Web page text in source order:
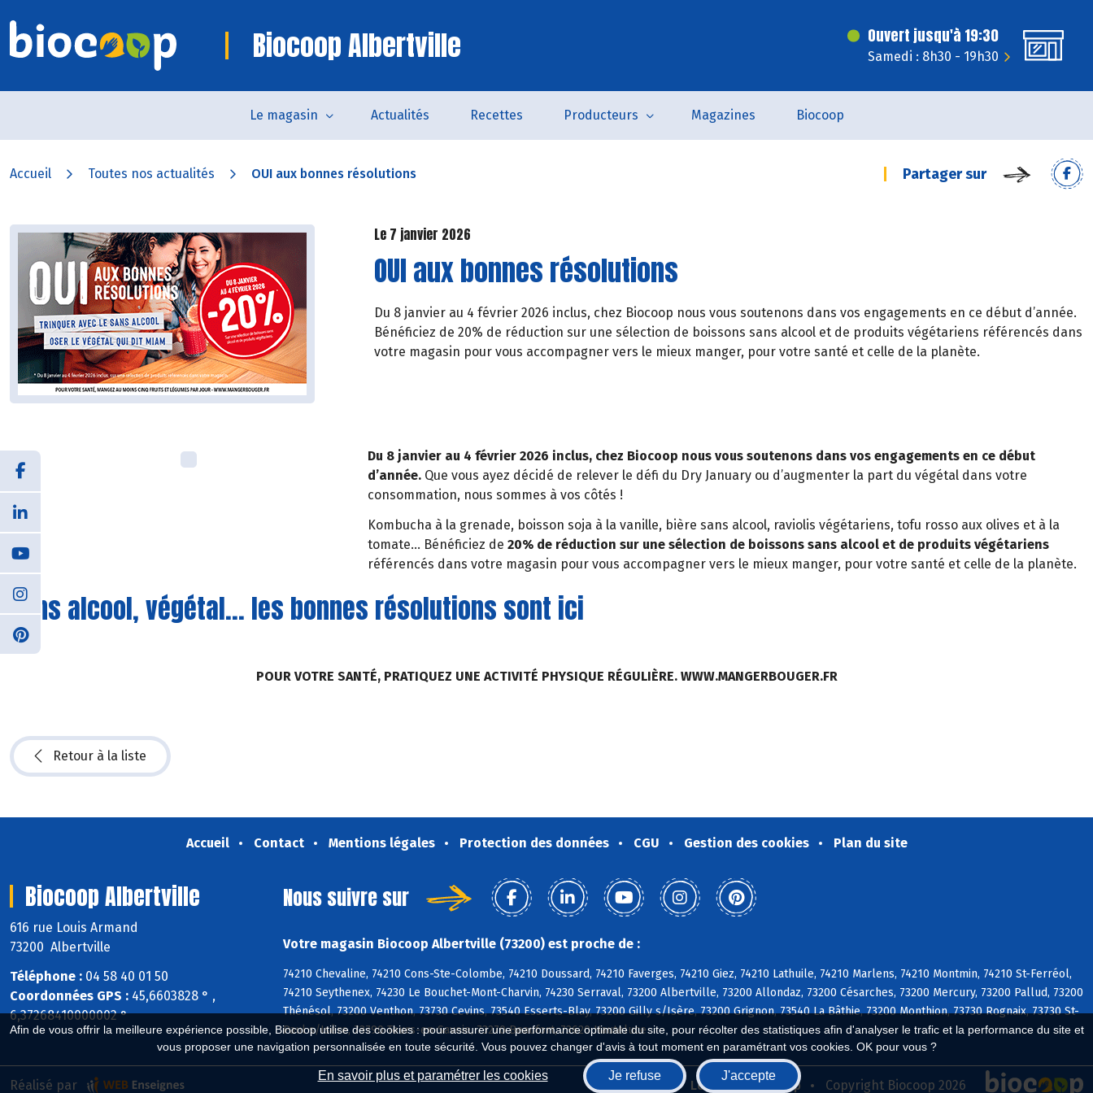
Afin de vous offrir la meilleure expérience possible, Biocoop utilise des cookies : pour assurer une performance optimale du site, pour récolter des statistiques afin d'analyser le trafic et la performance du site et
vous proposer une navigation personnalisée en toute sécurité. Vous pouvez changer d'avis à tout moment en paramétrant vos cookies. OK pour vous ?
En savoir plus et paramétrer les cookies Je refuse J'accepte
Biocoop Albertville Ouvert jusqu'à 19:30
Samedi : 8h30 - 19h30
Le magasin Actualités Recettes Producteurs Magazines Biocoop
Accueil Toutes nos actualités OUI aux bonnes résolutions Partager sur
Le 7 janvier 2026
OUI aux bonnes résolutions
Du 8 janvier au 4 février 2026 inclus, chez Biocoop nous vous soutenons dans vos engagements en ce début d’année.
Bénéficiez de 20% de réduction sur une sélection de boissons sans alcool et de produits végétariens référencés dans
votre magasin pour vous accompagner vers le mieux manger, pour votre santé et celle de la planète.
Du 8 janvier au 4 février 2026 inclus, chez Biocoop nous vous soutenons dans vos engagements en ce début
d’année.Que vous ayez décidé de relever le défi du Dry January ou d’augmenter la part du végétal dans votre
consommation, nous sommes à vos côtés !
Kombucha à la grenade, boisson soja à la vanille, bière sans alcool, raviolis végétariens, tofu rosso aux olives et à la
tomate… Bénéficiez de 20% de réduction sur une sélection de boissons sans alcool et de produits végétariens
référencés dans votre magasin pour vous accompagner vers le mieux manger, pour votre santé et celle de la planète.
Sans alcool, végétal... les bonnes résolutions sont ici
POUR VOTRE SANTÉ, PRATIQUEZ UNE ACTIVITÉ PHYSIQUE RÉGULIÈRE. WWW.MANGERBOUGER.FR
Retour à la liste
Accueil Contact Mentions légales Protection des données CGU Gestion des cookies Plan du site
Biocoop Albertville
616 rue Louis Armand
73200 Albertville
Téléphone : 04 58 40 01 50
Coordonnées GPS : 45,6603828 ° ,
6,37268410000002 °
Nous suivre sur
Votre magasin Biocoop Albertville (73200) est proche de :
74210 Chevaline, 74210 Cons-Ste-Colombe, 74210 Doussard, 74210 Faverges, 74210 Giez, 74210 Lathuile, 74210 Marlens, 74210 Montmin, 74210 St-Ferréol,
74210 Seythenex, 74230 Le Bouchet-Mont-Charvin, 74230 Serraval, 73200 Albertville, 73200 Allondaz, 73200 Césarches, 73200 Mercury, 73200 Pallud, 73200
Thénésol, 73200 Venthon, 73730 Cevins, 73540 Esserts-Blay, 73200 Gilly s/Isère, 73200 Grignon, 73540 La Bâthie, 73200 Monthion, 73730 Rognaix, 73730 St-
Paul s/Isère, 73790 Tours-en-Savoie, 73270 Beaufort, 73620 Hauteluce
Biocoop.fr Le réseau Biocoop Copyright Biocoop 2026
Réalisé par